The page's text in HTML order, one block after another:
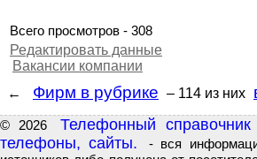
Всего просмотров - 308
Редактировать данные
Вакансии компании
←
Фирм в рубрике – 114 из них
© 2026
Телефонный
телефоны, сайты.
- вся